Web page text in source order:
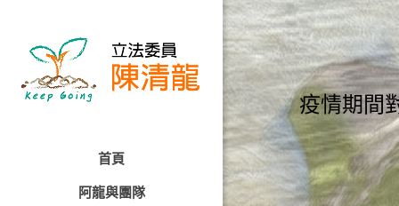
首頁
阿龍與團隊
疫情期間